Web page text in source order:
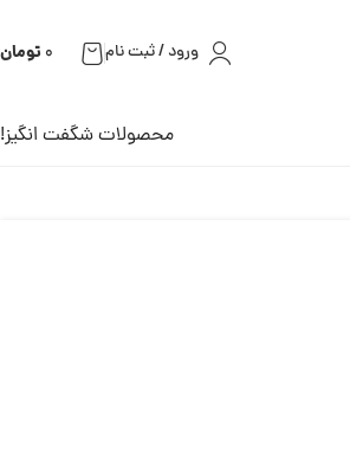
ورود / ثبت نام 0تومان
محصولات شگفت انگیز!